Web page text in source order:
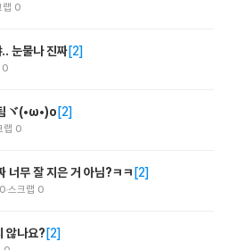
랩 0
눈물나 진짜[2]
0
ヾ(•ω•)o [2]
랩 0
너무 잘 지은 거 아님?ㅋㅋ [2]
0 스크랩 0
않나요? [2]